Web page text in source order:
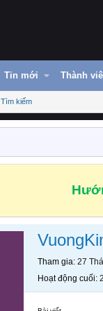
Tin mới Thành
Tìm kiếm
Tham gia 27
Hoạt động cuối